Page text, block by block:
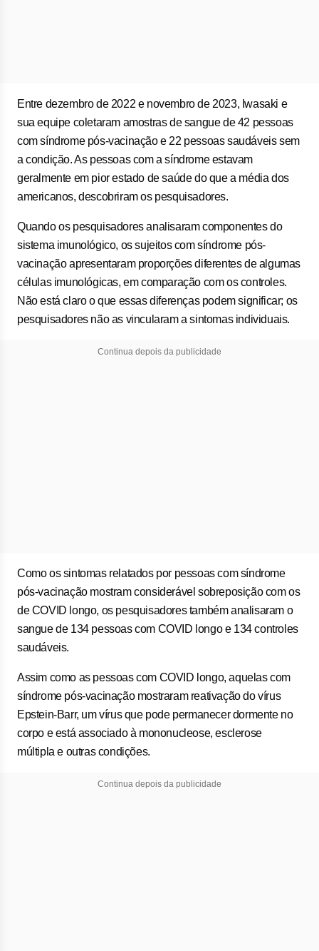
Entre dezembro de 2022 e novembro de 2023, Iwasaki e
sua equipe coletaram amostras de sangue de 42 pessoas
com síndrome pós-vacinação e 22 pessoas saudáveis sem
a condição. As pessoas com a síndrome estavam
geralmente em pior estado de saúde do que a média dos
americanos, descobriram os pesquisadores.
Quando os pesquisadores analisaram componentes do
sistema imunológico, os sujeitos com síndrome pós-
vacinação apresentaram proporções diferentes de algumas
células imunológicas, em comparação com os controles.
Não está claro o que essas diferenças podem significar; os
pesquisadores não as vincularam a sintomas individuais.
Continua depois da publicidade
Como os sintomas relatados por pessoas com síndrome
pós-vacinação mostram considerável sobreposição com os
de COVID longo, os pesquisadores também analisaram o
sangue de 134 pessoas com COVID longo e 134 controles
saudáveis.
Assim como as pessoas com COVID longo, aquelas com
síndrome pós-vacinação mostraram reativação do vírus
Epstein-Barr, um vírus que pode permanecer dormente no
corpo e está associado à mononucleose, esclerose
múltipla e outras condições.
Continua depois da publicidade